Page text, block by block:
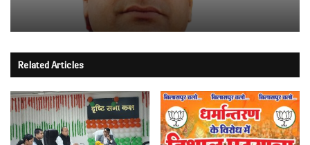
Related Articles